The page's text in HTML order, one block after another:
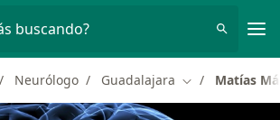
buscando?
Neurólogo Guadalajara Cambiar de
Matías